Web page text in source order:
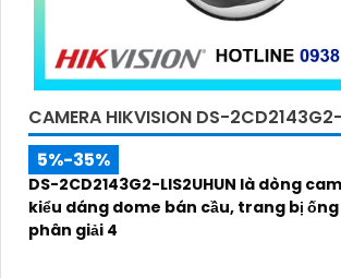
CAMERA HIKVISION DS-
5%-35%
DS-2CD2143G2-LIS2UHUN là dòng
kiểu dáng dome bán cầu, trang bị
phân giải 4